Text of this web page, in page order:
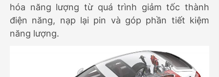
hóa năng lượng từ quá trình giảm tốc thành
điện năng, nạp lại pin và góp phần tiết kiệm
năng lượng.